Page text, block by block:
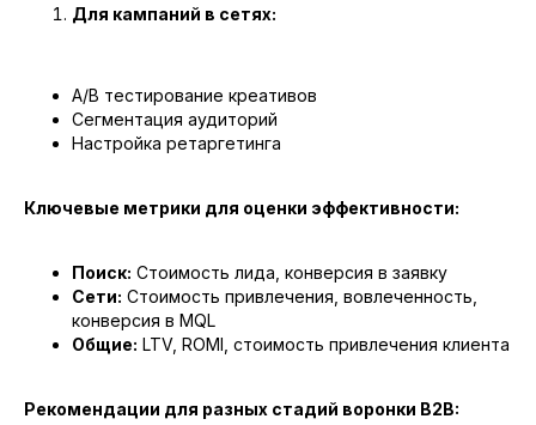
Для кампаний в сетях:
A/B тестирование креативов
Сегментация аудиторий
Настройка ретаргетинга
Ключевые метрики для оценки эффективности:
Поиск: Стоимость лида, конверсия в заявку
Сети: Стоимость привлечения, вовлеченность,
конверсия в MQL
Общие: LTV, ROMI, стоимость привлечения клиента
Рекомендации для разных стадий воронки B2B: